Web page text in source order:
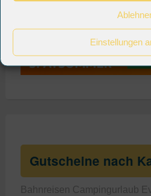
Einstellungen
Gutscheine nach
Bahnreisen Campingurlaub